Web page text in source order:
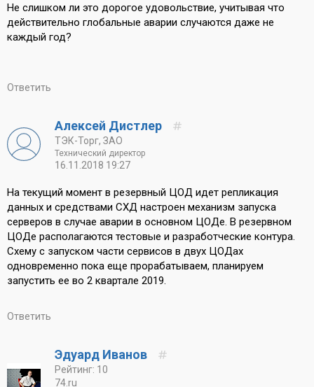
Не слишком ли это дорогое удовольствие, учитывая что
действительно глобальные аварии случаются даже не
каждый год?
Ответить
Алексей Дистлер
ТЭК-Торг, ЗАО
Технический директор
16.11.2018 19:27
На текущий момент в резервный ЦОД идет репликация
данных и средствами СХД настроен механизм запуска
серверов в случае аварии в основном ЦОДе. В резервном
ЦОДе располагаются тестовые и разработческие контура.
Схему с запуском части сервисов в двух ЦОДах
одновременно пока еще прорабатываем, планируем
запустить ее во 2 квартале 2019.
Ответить
Эдуард Иванов
Рейтинг: 10
74.ru